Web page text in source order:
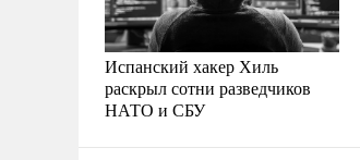
Испанский хакер Хиль
раскрыл сотни разведчиков
НАТО и СБУ